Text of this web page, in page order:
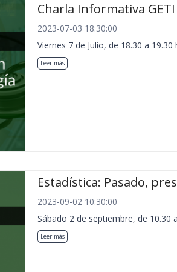
Charla Informativa GETI
2023-07-03 18:30:00
Viernes 7 de Julio, de 18.30 a 19.30
Leer más
Estadística: Pasado,
2023-09-02 10:30:00
Sábado 2 de septiembre, de 10.30
Leer más